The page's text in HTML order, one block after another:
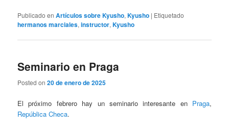
Publicado en Artículos sobre Kyusho,Kyusho | Etiquetado
hermanos marciales,instructor,Kyusho
Seminario en Praga
Posted on20 de enero de 2025
El próximo febrero hay un seminario interesante en Praga,
República Checa.